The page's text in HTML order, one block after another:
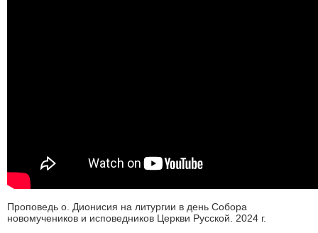
Проповедь о. Дионисия на литургии в день Собора
новомучеников и исповедников Церкви Русской. 2024 г.